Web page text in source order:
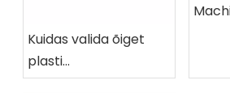
Kuidas valida õiget
plasti
ümbertöötlemismasinat?